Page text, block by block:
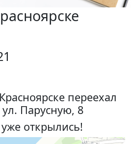
переехал
Парусную, 8
открылись!